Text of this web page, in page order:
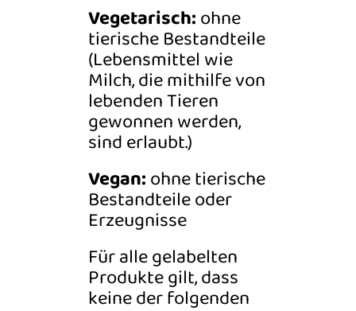
Vegetarisch:ohne
tierische Bestandteile
(Lebensmittel wie
Milch, die mithilfe von
lebenden Tieren
gewonnen werden,
sind erlaubt.)
Vegan:ohne tierische
Bestandteile oder
Erzeugnisse
Für alle gelabelten
Produkte gilt, dass
keine der folgenden